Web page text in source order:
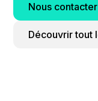
Nous contacter
Découvrir tout